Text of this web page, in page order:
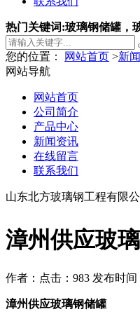
热门关键词:玻璃钢储罐，
您的位置： 网站首页 >新
漳州供应玻
作者： 点击：983 发布时间
漳州供应玻璃钢储罐
网站导航
网站首页
公司简介
产品中心
新闻资讯
在线留言
联系我们
山东北方玻璃钢工程有限公